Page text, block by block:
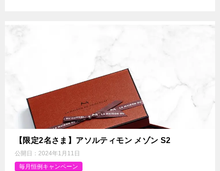
【限定2名さま】アソルティモン メゾン S2
公開日： 2024年1月11日
毎月恒例キャンペーン